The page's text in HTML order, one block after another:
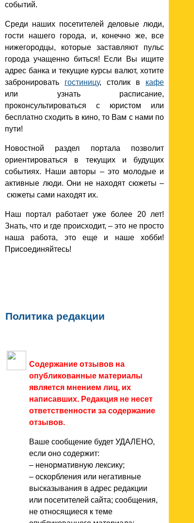
событий.
Среди наших посетителей деловые люди,
гости нашего города, и, конечно же, все
нижегородцы, которые заставляют пульс
города учащенно биться! Если Вы ищите
адрес банка и текущие курсы валют, хотите
забронировать гостиницу, столик в кафе
или узнать расписание,
проконсультироваться с юристом или
бесплатно сходить в кино, то Вам с нами по
пути!
Новостной раздел портала позволит
ориентироваться в текущих и будущих
событиях. Наши авторы – это молодые и
активные люди. Они не находят сюжеты –
сюжеты сами находят их.
Наш портал работает уже более 20 лет!
Знать, что и где происходит, – это не просто
наша работа, это еще и наше хобби!
Присоединяйтесь!
Политика редакции
Содержание отзывов на
опубликованные материалы
является мнением лиц, их
написавших. Редакция не несет
ответственности за содержание
отзывов.
Ваше сообщение будет УДАЛЕНО,
если оно содержит:
– ненормативную лексику;
– оскорбления или негативные
высказывания в адрес редакции
или посетителей сайта; сообщения,
не относящиеся к теме